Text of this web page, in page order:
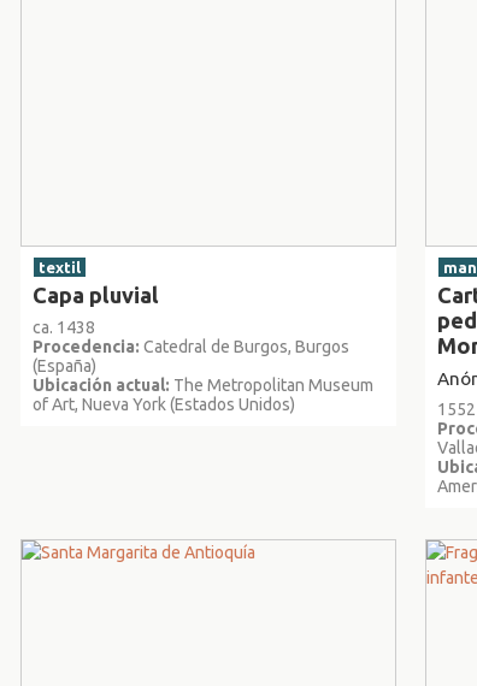
textil
Capa pluvial
ca. 1438
Procedencia: Catedral de Burgos, Burgos
(España)
Ubicación actual: The Metropolitan Museum
of Art, Nueva York (Estados Unidos)
1552